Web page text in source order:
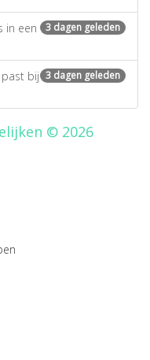
3 dagen geleden
in een
3 dagen geleden
bij
© 2026